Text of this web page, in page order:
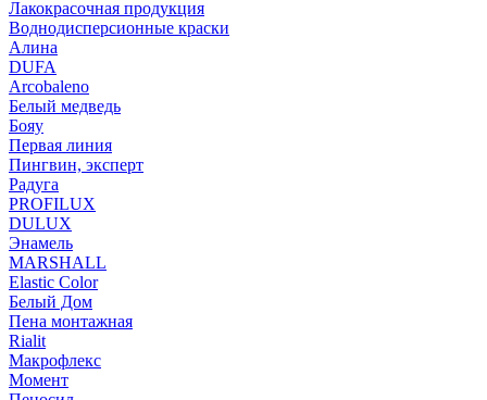
Лакокрасочная продукция
Воднодисперсионные краски
Алина
DUFA
Arcobaleno
Белый медведь
Бояу
Первая линия
Пингвин, эксперт
Радуга
PROFILUX
DULUX
Энамель
MARSHALL
Elastic Color
Белый Дом
Пена монтажная
Rialit
Макрофлекс
Момент